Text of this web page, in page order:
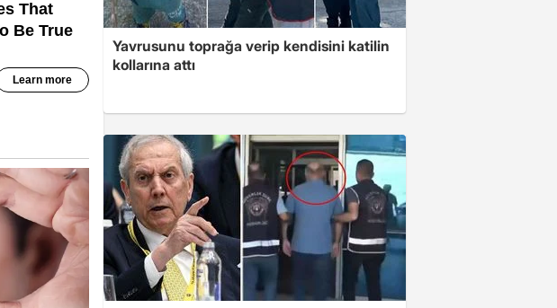
Yavrusunu toprağa verip kendisini katilin
kollarına attı